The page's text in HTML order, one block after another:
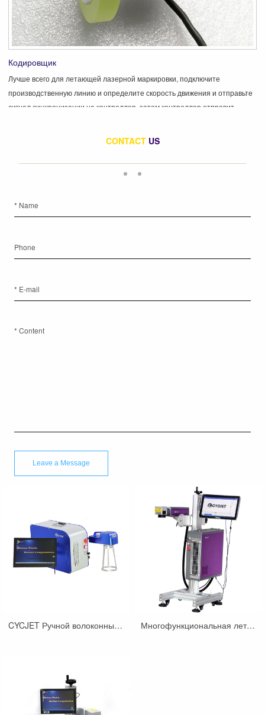
Кодировщик
Лучше всего для летающей лазерной маркировки, подключите
производственную линию и определите скорость движения и отправьте
сигнал синхронизации на контроллер, затем контроллер отправит
CONTACT US
CYCJET Ручной волоконный лазерный маркировщик 20 Вт Многофункциональная летающая лазерная маркировочная машина CYCJET LMP200F